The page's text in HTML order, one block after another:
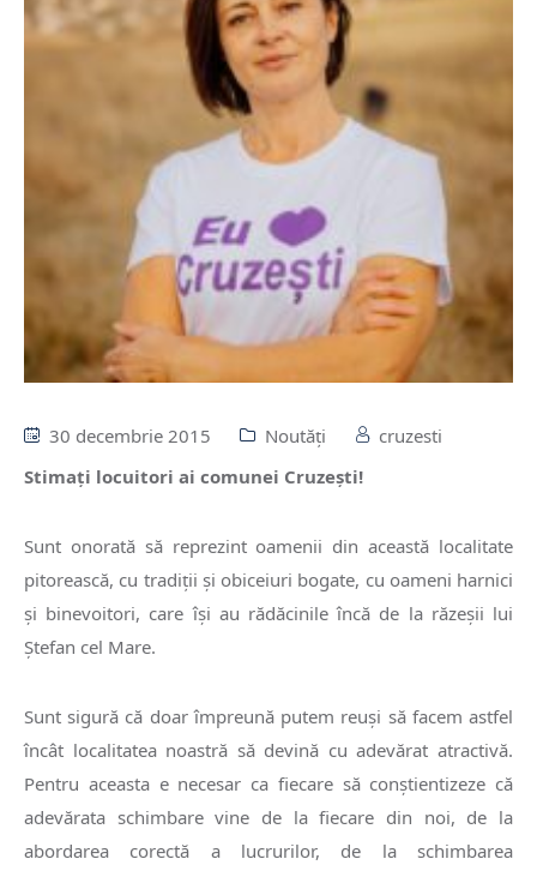
30 decembrie 2015 Noutăți
cruzesti
Stimaţi locuitori ai comunei Cruzeşti!
Sunt onorată să reprezint oamenii din această localitate
pitorească, cu tradiţii şi obiceiuri bogate, cu oameni harnici
şi binevoitori, care îşi au rădăcinile încă de la răzeşii lui
Ştefan cel Mare.
Sunt sigură că doar împreună putem reuşi să facem astfel
încât localitatea noastră să devină cu adevărat atractivă.
Pentru aceasta e necesar ca fiecare să conştientizeze că
adevărata schimbare vine de la fiecare din noi, de la
abordarea corectă a lucrurilor, de la schimbarea